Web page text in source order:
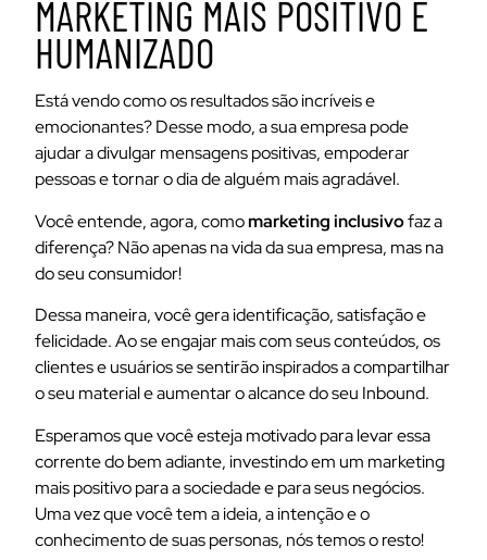
MARKETING MAIS POSITIVO E
HUMANIZADO
Está vendo como os resultados são incríveis e
emocionantes? Desse modo, a sua empresa pode
ajudar a divulgar mensagens positivas, empoderar
pessoas e tornar o dia de alguém mais agradável.
Você entende, agora, comomarketing inclusivofaz a
diferença? Não apenas na vida da sua empresa, mas na
do seu consumidor!
Dessa maneira, você gera identificação, satisfação e
felicidade. Ao se engajar mais com seus conteúdos, os
clientes e usuários se sentirão inspirados a compartilhar
o seu material e aumentar o alcance do seu Inbound.
Esperamos que você esteja motivado para levar essa
corrente do bem adiante, investindo em um marketing
mais positivo para a sociedade e para seus negócios.
Uma vez que você tem a ideia, a intenção e o
conhecimento de suas personas, nós temos o resto!